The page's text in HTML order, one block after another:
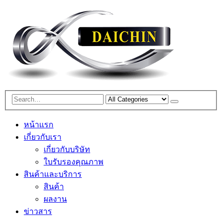
หน้าแรก
เกี่ยวกับเรา
เกี่ยวกับบริษัท
ใบรับรองคุณภาพ
สินค้าและบริการ
สินค้า
ผลงาน
ข่าวสาร